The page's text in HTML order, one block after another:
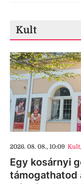
Kult
2026. 08. 08., 10:09 Kult,
Egy kosárnyi
támogathatod